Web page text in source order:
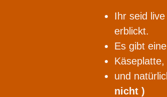
Ihr seid
erblickt.
Es gibt
und
nicht )